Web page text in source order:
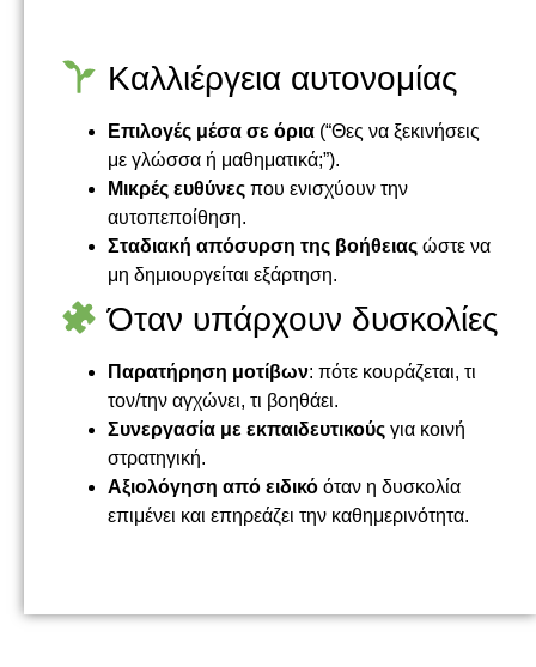
Καλλιέργεια αυτονομίας
Επιλογές μέσα σε όρια (“Θες να ξεκινήσεις
με γλώσσα ή μαθηματικά;”).
Μικρές ευθύνες που ενισχύουν την
αυτοπεποίθηση.
Σταδιακή απόσυρση της βοήθειας ώστε να
μη δημιουργείται εξάρτηση.
Όταν υπάρχουν δυσκολίες
Παρατήρηση μοτίβων: πότε κουράζεται, τι
τον/την αγχώνει, τι βοηθάει.
Συνεργασία με εκπαιδευτικούς για κοινή
στρατηγική.
Αξιολόγηση από ειδικό όταν η δυσκολία
επιμένει και επηρεάζει την καθημερινότητα.